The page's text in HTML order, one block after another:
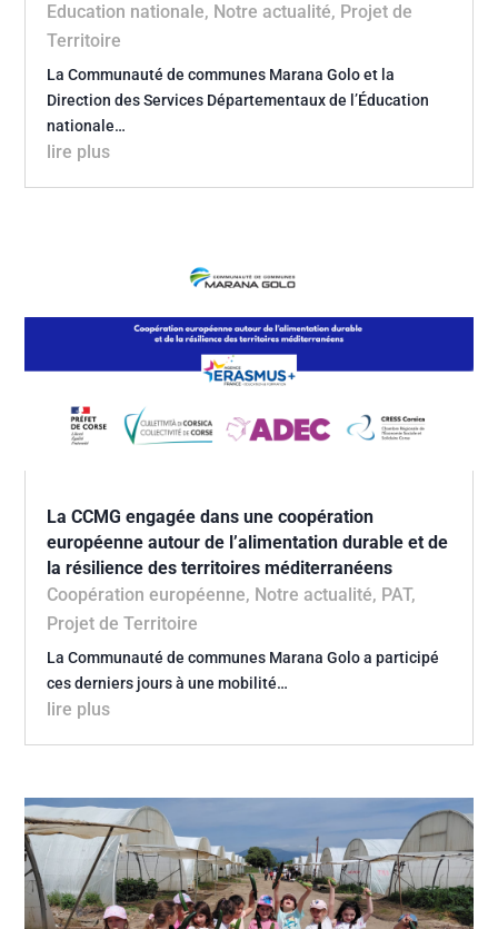
Education nationale, Notre actualité, Projet de
Territoire
La Communauté de communes Marana Golo et la
Direction des Services Départementaux de l’Éducation
nationale…
lire plus
La CCMG engagée dans une coopération
européenne autour de l’alimentation durable et de
la résilience des territoires méditerranéens
Coopération européenne, Notre actualité, PAT,
Projet de Territoire
La Communauté de communes Marana Golo a participé
ces derniers jours à une mobilité…
lire plus